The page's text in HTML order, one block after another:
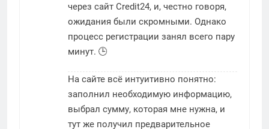
через сайт Credit24, и, честно говоря,
ожидания были скромными. Однако
процесс регистрации занял всего пару
минут. 🕒
На сайте всё интуитивно понятно:
заполнил необходимую информацию,
выбрал сумму, которая мне нужна, и
тут же получил предварительное